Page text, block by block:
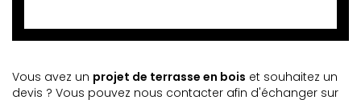
Vous avez un projet de terrasse en bois et souhaitez un
devis ? Vous pouvez nous contacter afin d'échanger sur